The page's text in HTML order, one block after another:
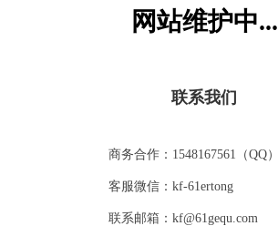
网站维护中...
联系我们
商务合作：1548167561（QQ）
客服微信：kf-61ertong
联系邮箱：kf@61gequ.com